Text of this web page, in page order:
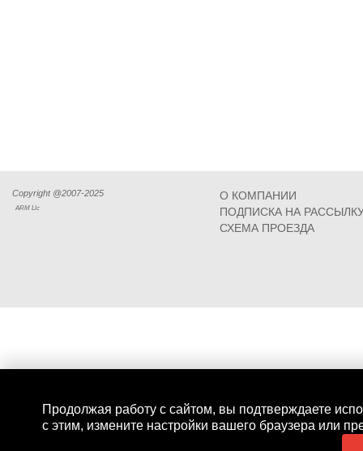
Продолжая работу с сайтом, вы подтверждаете
с этим, измените настройки вашего браузера или
Copyright @2007-2025
ARM Llc
О КОМПАНИИ
ПОДПИСКА НА
СХЕМА ПРОЕЗДА